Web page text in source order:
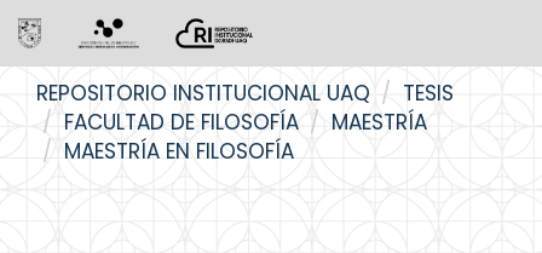
navigation
REPOSITORIO INSTITUCIONAL UAQ
TESIS
FACULTAD DE FILOSOFÍA
MAESTRÍA
MAESTRÍA EN FILOSOFÍA